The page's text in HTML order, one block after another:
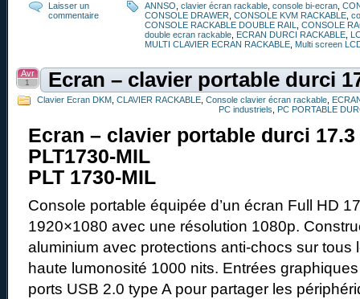
Laisser un
commentaire
ANNSO clavier écran rackable console bi-ecran
CONSOLE DRAWER CONSOLE KVM RACKABLE
CONSOLE RACKABLE DOUBLE RAIL
CONSOLE
double ecran rackable ECRAN DURCI RACKABLE
MULTI CLAVIER ECRAN RACKABLE Multi screen
Ecran – clavier portable durci
Avr
1
Clavier Ecran DKM CLAVIER RACKABLE Console clavier écran rackable
PC industriels
PC PORTABLE
Ecran – clavier portable durci
PLT1730-MIL
PLT 1730-MIL
Console portable équipée d’un écran Full HD
1920×1080 avec une résolution 1080p.
aluminium avec protections anti-chocs sur
haute lumonosité 1000 nits. Entrées
ports USB 2.0 type A pour partager les